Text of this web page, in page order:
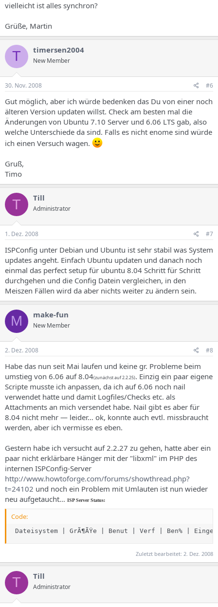
vielleicht ist alles synchron?
Grüße, Martin
T timersen2004
New Member
30. Nov. 2008 #6
Gut möglich, aber ich würde bedenken das Du von einer noch
älteren Version updaten willst. Check am besten mal die
Änderungen von Ubuntu 7.10 Server und 6.06 LTS gab, also
welche Unterschiede da sind. Falls es nicht enome sind würde
ich einen Versuch wagen.
Gruß,
Timo
T Till
Administrator
1. Dez. 2008 #7
ISPConfig unter Debian und Ubuntu ist sehr stabil was System
updates angeht. Einfach Ubuntu updaten und danach noch
einmal das perfect setup für ubuntu 8.04 Schritt für Schritt
durchgehen und die Config Datein vergleichen, in den
Meiszen Fällen wird da aber nichts weiter zu ändern sein.
M make-fun
New Member
2. Dez. 2008 #8
Habe das nun seit Mai laufen und keine gr. Probleme beim
umstieg von 6.06 auf 8.04(zunächst auf 2.2.25). Einzig ein paar eigene
Scripte musste ich anpassen, da ich auf 6.06 noch nail
verwendet hatte und damit Logfiles/Checks etc. als
Attachments an mich versendet habe. Nail gibt es aber für
8.04 nicht mehr — leider… ok, konnte auch evtl. missbraucht
werden, aber ich vermisse es eben.
Gestern habe ich versucht auf 2.2.27 zu gehen, hatte aber ein
paar nicht erklärbare Hänger mit der "libxml" im PHP des
internen ISPConfig-Server
http://www.howtoforge.com/forums/showthread.php?
t=24102 und noch ein Problem mit Umlauten ist nun wieder
neu aufgetaucht… ISP Server Status:
Code:
Dateisystem | GrÃ¶ÃŸe | Benut | Verf | Ben% |
Zuletzt bearbeitet: 2. Dez. 2008
T Till
Administrator